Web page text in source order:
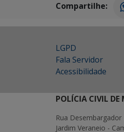
Compartilhe:
LGPD
Fala Servidor
Acessibilidade
POLÍCIA CIVIL DE
Rua
Jardim Veraneio -